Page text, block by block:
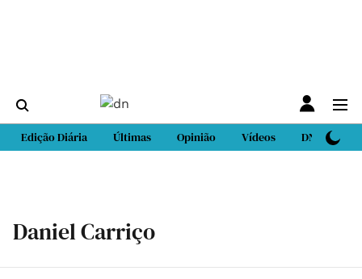
Edição Diária Últimas Opinião Vídeos DN Sport
Daniel Carriço